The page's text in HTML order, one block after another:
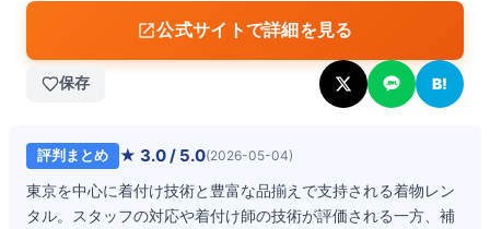
公式サイトで詳細を見る
保存 B!
評判まとめ ★ 3.0/ 5.0(2026-05-04)
東京を中心に着付け技術と豊富な品揃えで支持される着物レン
タル。スタッフの対応や着付け師の技術が評価される一方、補